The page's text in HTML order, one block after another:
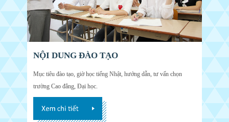
NỘI DUNG ĐÀO TẠO
Mục tiêu đào tạo, giờ học tiếng Nhật, hướng dẫn, tư vấn chọn
trường Cao đẳng, Đại học.